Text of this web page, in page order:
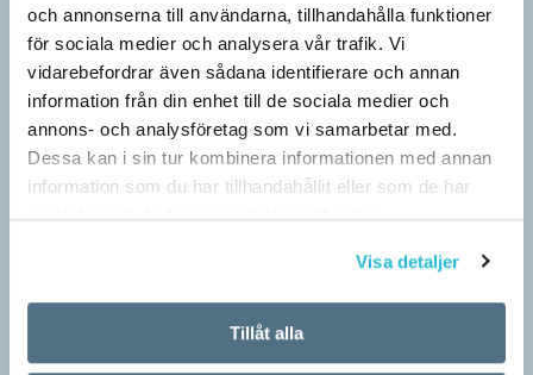
och annonserna till användarna, tillhandahålla funktioner
för sociala medier och analysera vår trafik. Vi
vidarebefordrar även sådana identifierare och annan
information från din enhet till de sociala medier och
annons- och analysföretag som vi samarbetar med.
Dessa kan i sin tur kombinera informationen med annan
information som du har tillhandahållit eller som de har
samlat in när du har använt deras tjänster.
Visa detaljer
Tillåt alla
Särskolan byter namn
SPRÅKBLOGGEN
Grundsärskola byter namn till anpassad grundskola och
stor del i att detta namnbyte sker är artonåriga Leo Lust…